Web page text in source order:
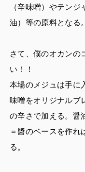
（辛味噌）やテン
油）等の原料となる。
さて、僕のオカンの
い！！
本場のメジュは手に
味噌をオリジナルブ
の辛さで加える。醤
＝醬のベースを作れ
る。